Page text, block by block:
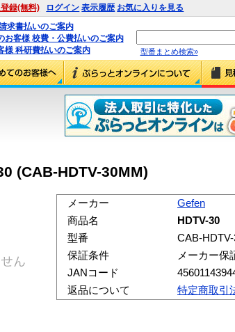
録(無料) ログイン 表示履歴 お気に入りを見る
求書払いのご案内
お客様 校費・公費払いのご案内
様 科研費払いのご案内
型番まとめ検索»
(CAB-HDTV-30MM)
メーカー
Gefen
商品名
HDTV-30
型番
CAB-HDTV-
保証条件
メーカー保
JANコード
返品について
特定商取引